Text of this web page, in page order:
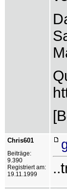
Chris601
Beiträge:
9.390
Registriert am:
19.11.1999